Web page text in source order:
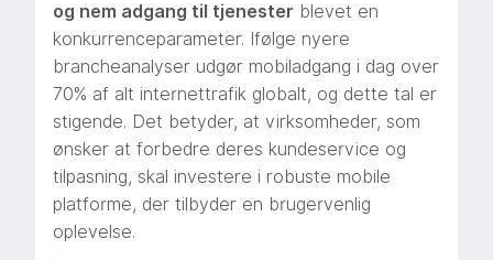
og nem adgang til tjenester blevet en
konkurrenceparameter. Ifølge nyere
brancheanalyser udgør mobiladgang i dag over
70% af alt internettrafik globalt, og dette tal er
stigende. Det betyder, at virksomheder, som
ønsker at forbedre deres kundeservice og
tilpasning, skal investere i robuste mobile
platforme, der tilbyder en brugervenlig
oplevelse.